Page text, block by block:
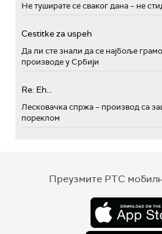
Не туширате се сваког дана – не
Cestitke za uspeh
Да ли сте знали да се најбоље
производе у Србији
Re: Eh...
Лесковачка спржа – производ са
пореклом
Преузмите РТС